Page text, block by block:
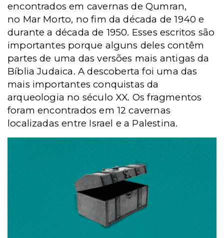
encontrados em cavernas de Qumran,
no Mar Morto, no fim da década de 1940 e
durante a década de 1950. Esses escritos são
importantes porque alguns deles contêm
partes de uma das versões mais antigas da
Bíblia Judaica. A descobertafoi uma das
mais importantes conquistas da
arqueologia no século XX. Os fragmentos
foram encontrados em 12 cavernas
localizadas entre Israel e a Palestina.